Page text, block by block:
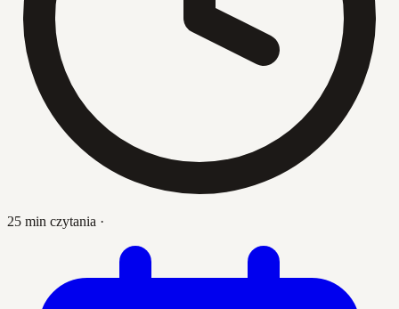
25 min czytania ·